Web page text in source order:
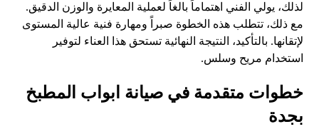
لذلك، يولي الفني اهتماماً بالغاً لعملية المعايرة والوزن الدقيق.
مع ذلك، تتطلب هذه الخطوة صبراً ومهارة فنية عالية المستوى
لإتقانها. بالتأكيد، النتيجة النهائية تستحق هذا العناء لتوفير
استخدام مريح وسلس.
خطوات متقدمة في صيانة ابواب المطبخ
بجدة